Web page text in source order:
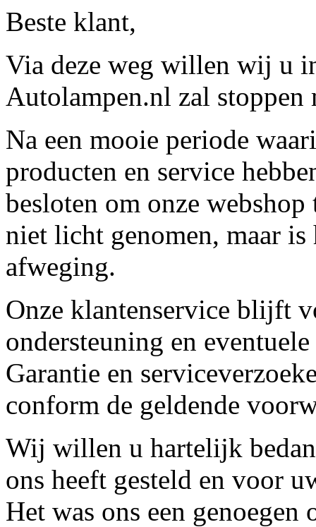
Beste klant,
Via deze weg willen wij u
Autolampen.nl zal stoppen
Na een mooie periode
producten en service
besloten om onze
niet licht genomen, maar
afweging.
Onze klantenservice blijft
ondersteuning en
Garantie en
conform de geldende
Wij willen u hartelijk
ons heeft gesteld en voor
Het was ons een